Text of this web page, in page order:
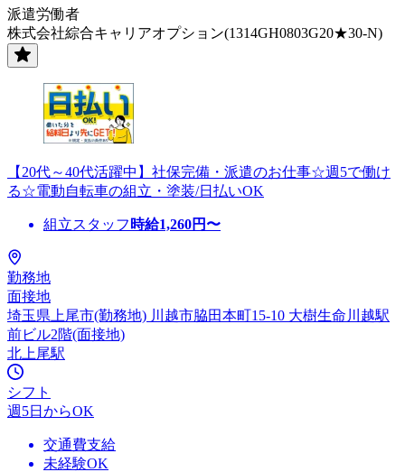
派遣労働者
株式会社綜合キャリアオプション(1314GH0803G20★30-N)
【20代～40代活躍中】社保完備・派遣のお仕事☆週5で働け
る☆電動自転車の組立・塗装/日払いOK
組立スタッフ 時給1,260円〜
勤務地
面接地
埼玉県上尾市(勤務地) 川越市脇田本町15-10 大樹生命川越駅
前ビル2階(面接地)
北上尾駅
シフト
週5日からOK
交通費支給
未経験OK